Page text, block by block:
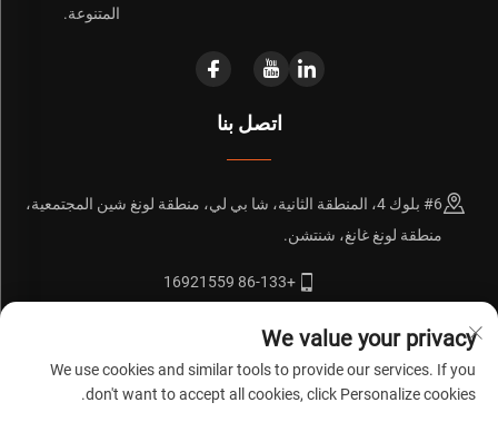
المتنوعة.
اتصل بنا
#6 بلوك 4، المنطقة الثانية، شا بي لي، منطقة لونغ شين المجتمعية،
منطقة لونغ غانغ، شنتشن.
+86-133 16921559
[email protected]
We value your privacy
We use cookies and similar tools to provide our services. If you
don't want to accept all cookies, click Personalize cookies.